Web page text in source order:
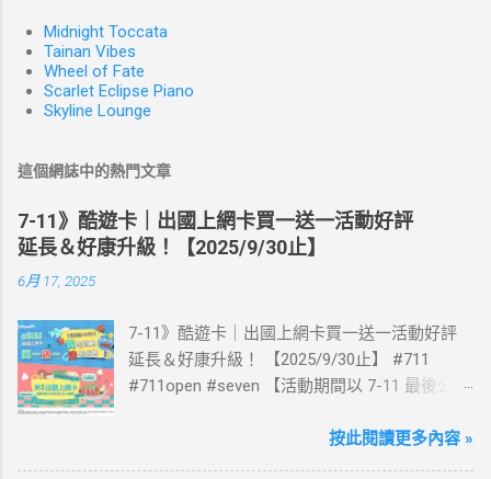
Midnight Toccata
Tainan Vibes
Wheel of Fate
Scarlet Eclipse Piano
Skyline Lounge
這個網誌中的熱門文章
7-11》酷遊卡｜出國上網卡買一送一活動好評
延長＆好康升級！【2025/9/30止】
6月 17, 2025
7-11》酷遊卡｜出國上網卡買一送一活動好評
延長＆好康升級！ 【2025/9/30止】 #711
#711open #seven 【活動期間以 7-11 最後公告
國上網卡 方便、快速、享買一送一優惠！ > 實
按此閱讀更多內容 »